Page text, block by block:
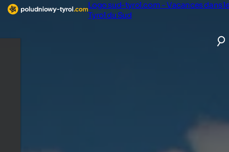
Logo sud-tyrol.com - Vacances dans
Tyrol du Sud